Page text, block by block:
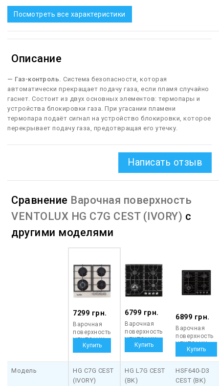
Посмотреть все характеристики
Описание
— Газ-контроль. Система безопасности, которая
автоматически прекращает подачу газа, если пламя случайно
гаснет. Cостоит из двух основных элементов: термопары и
устройства блокировки газа. При угасании пламени
термопара подаёт сигнал на устройство блокировки, которое
перекрывает подачу газа, предотвращая его утечку.
Написать отзыв
Сравнение Варочная поверхность
VENTOLUX HG C7G CEST (IVORY) с
другими моделями
7299 грн.
Варочная
поверхность
VENTOLUX
HG C7G
(IVORY)
6799 грн.
Варочная
поверхность
VENTOLUX
HG L7G CEST
6899 грн.
Варочная
поверхность
VENTOLUX
HSF640-D3
Модель
HG C7G CEST
(IVORY)
HG L7G CEST
(BK)
HSF640-D3
CEST (BK)